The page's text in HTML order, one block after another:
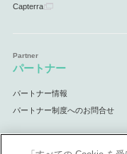
Capterra
パートナー
パートナー情報
パートナー制度へのお問合せ